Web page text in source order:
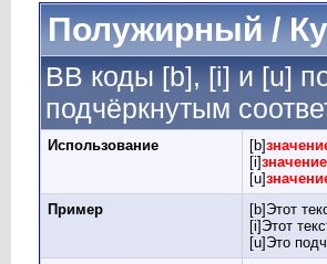
Полужирный /
BB коды [b], [i] и [u]
подчёркнутым
Использование [b]
[i]значение
[u]
Пример
[b]Этот
[i]Этот
[u]Это